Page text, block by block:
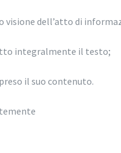
visione dell’atto di
integralmente il testo;
il suo contenuto.